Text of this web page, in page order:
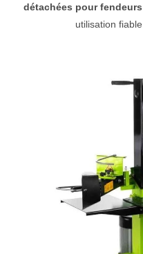
détachées pour
utilisation